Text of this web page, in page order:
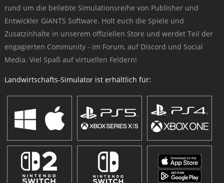
rund um die beliebte Simulationsreihe von Publisher und
Entwickler GIANTS Software. Holt euch die Spiele und
Zusatzinhalte in unserem offiziellen Store und werdet Teil der
engagierten Community - im Forum, auf Discord und Social
Media. Viel Spaß auf virtuellen Feldern!
Landwirtschafts-Simulator ist erhältlich für: